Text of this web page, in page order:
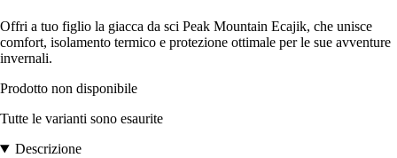
Offri a tuo figlio la giacca da sci Peak Mountain Ecajik, che unisce
comfort, isolamento termico e protezione ottimale per le sue avventure
invernali.
Prodotto non disponibile
Tutte le varianti sono esaurite
Descrizione